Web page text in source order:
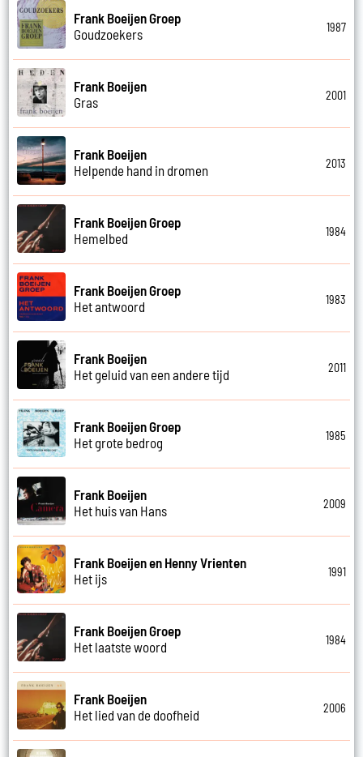
Frank Boeijen Groep
Goudzoekers
1987
Frank Boeijen
Gras
2001
Frank Boeijen
Helpende hand in dromen
2013
Frank Boeijen Groep
Hemelbed
1984
Frank Boeijen Groep
Het antwoord
1983
Frank Boeijen
Het geluid van een andere tijd
2011
Frank Boeijen Groep
Het grote bedrog
1985
Frank Boeijen
Het huis van Hans
2009
Frank Boeijen en Henny Vrienten
Het ijs
1991
Frank Boeijen Groep
Het laatste woord
1984
Frank Boeijen
Het lied van de doofheid
2006